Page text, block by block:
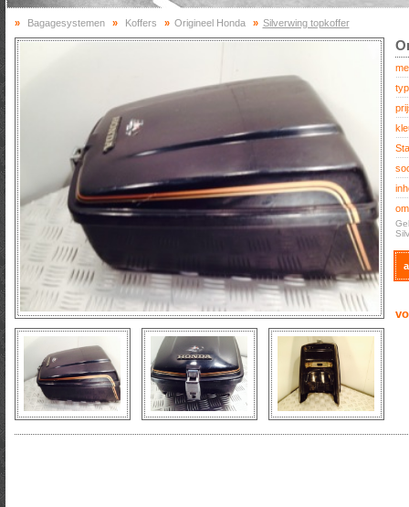
» Bagagesystemen » Koffers » Origineel Honda » Silverwing topkoffer